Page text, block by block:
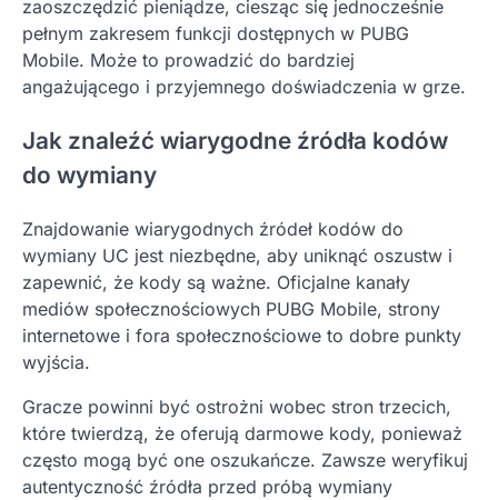
zaoszczędzić pieniądze, ciesząc się jednocześnie
pełnym zakresem funkcji dostępnych w PUBG
Mobile. Może to prowadzić do bardziej
angażującego i przyjemnego doświadczenia w grze.
Jak znaleźć wiarygodne źródła kodów
do wymiany
Znajdowanie wiarygodnych źródeł kodów do
wymiany UC jest niezbędne, aby uniknąć oszustw i
zapewnić, że kody są ważne. Oficjalne kanały
mediów społecznościowych PUBG Mobile, strony
internetowe i fora społecznościowe to dobre punkty
wyjścia.
Gracze powinni być ostrożni wobec stron trzecich,
które twierdzą, że oferują darmowe kody, ponieważ
często mogą być one oszukańcze. Zawsze weryfikuj
autentyczność źródła przed próbą wymiany